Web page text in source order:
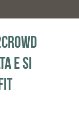
e si